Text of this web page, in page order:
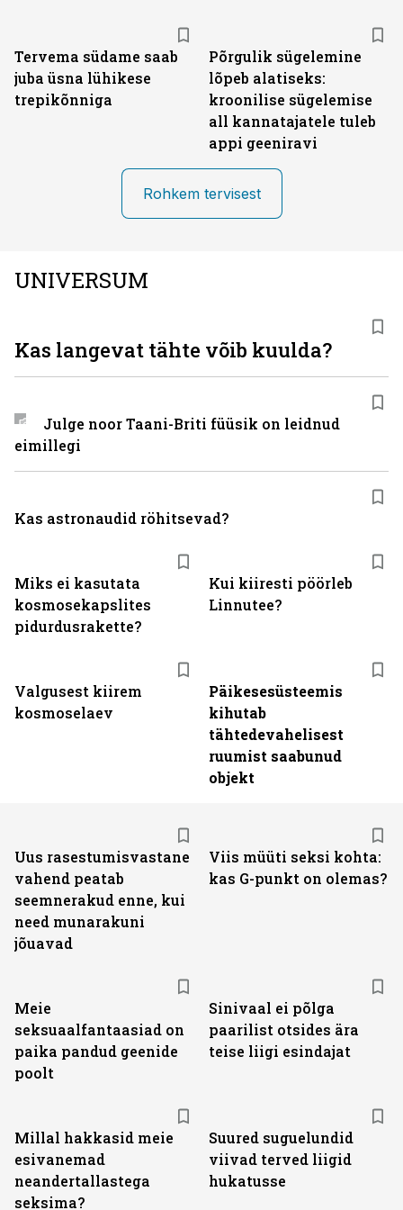
Tervema südame saab
juba üsna lühikese
trepikõnniga
Põrgulik sügelemine
lõpeb alatiseks:
kroonilise sügelemise
all kannatajatele tuleb
appi geeniravi
Rohkem tervisest
UNIVERSUM
Miks ei kasutata
kosmosekapslites
pidurdusrakette?
Kui kiiresti pöörleb
Linnutee?
Valgusest kiirem
kosmoselaev
Päikesesüsteemis
kihutab
tähtedevahelisest
ruumist saabunud
objekt
Kas langevat tähte võib kuulda?
Julge noor Taani-Briti füüsik on leidnud
eimillegi
Kas astronaudid röhitsevad?
Uus rasestumisvastane
vahend peatab
seemnerakud enne, kui
need munarakuni
jõuavad
Viis müüti seksi kohta:
kas G-punkt on olemas?
Meie
seksuaalfantaasiad on
paika pandud geenide
poolt
Sinivaal ei põlga
paarilist otsides ära
teise liigi esindajat
Millal hakkasid meie
esivanemad
neandertallastega
seksima?
Suured suguelundid
viivad terved liigid
hukatusse